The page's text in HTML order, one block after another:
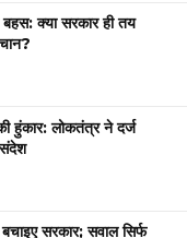
बहस: क्या सरकार ही तय
हुंकार: लोकतंत्र ने दर्ज
संदेश
सरकार; सवाल सिर्फ